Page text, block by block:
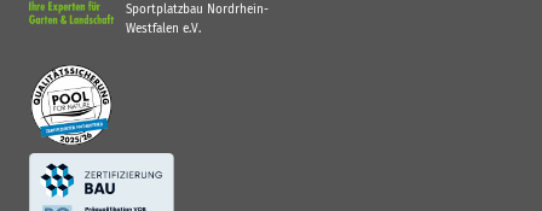
Sportplatzbau Nordrhein-
Westfalen e.V.